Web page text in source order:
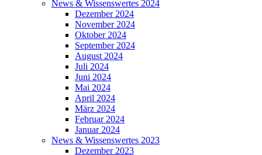
News & Wissenswertes 2024
Dezember 2024
November 2024
Oktober 2024
September 2024
August 2024
Juli 2024
Juni 2024
Mai 2024
April 2024
März 2024
Februar 2024
Januar 2024
News & Wissenswertes 2023
Dezember 2023